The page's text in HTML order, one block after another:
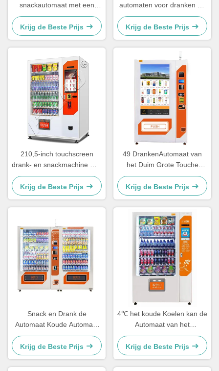
snackautomaat met een
capaciteit van 360
producten, een anticondens
glazen deur en een stevige
en duurzame constructie.
Krijg de Beste Prijs
automaten voor dranken en
snacks zijn duurzaam
Krijg de Beste Prijs
210,5-inch touchscreen
drank- en snackmachine met
liftfunctie voor winkelcentra,
stations en
kantoorgebouwen
Krijg de Beste Prijs
49 DrankenAutomaat van
het Duim Grote Touche
screen met de Automaat van
Koelingssnacks
Krijg de Beste Prijs
Snack en Drank de
Automaat Koude Automaat
van Combo
Krijg de Beste Prijs
4℃ het koude Koelen kan de
Automaat van het
Automaatwater
Krijg de Beste Prijs